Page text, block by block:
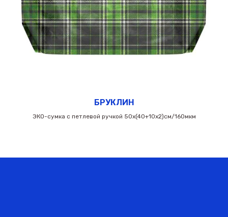
БРУКЛИН
ЭКО-сумка с петлевой ручкой 50х(40+10х2)см/160мкм